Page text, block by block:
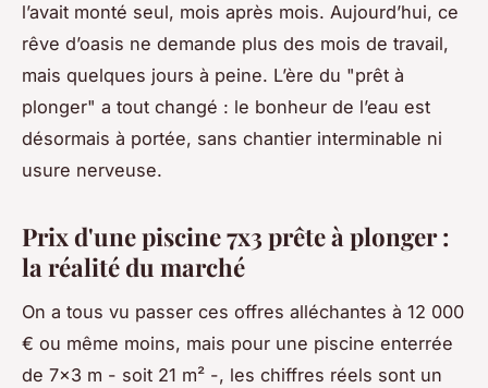
l’avait monté seul, mois après mois. Aujourd’hui, ce
rêve d’oasis ne demande plus des mois de travail,
mais quelques jours à peine. L’ère du "prêt à
plonger" a tout changé : le bonheur de l’eau est
désormais à portée, sans chantier interminable ni
usure nerveuse.
Prix d'une piscine 7x3 prête à plonger :
la réalité du marché
On a tous vu passer ces offres alléchantes à 12 000
€ ou même moins, mais pour une piscine enterrée
de 7x3 m - soit 21 m² -, les chiffres réels sont un